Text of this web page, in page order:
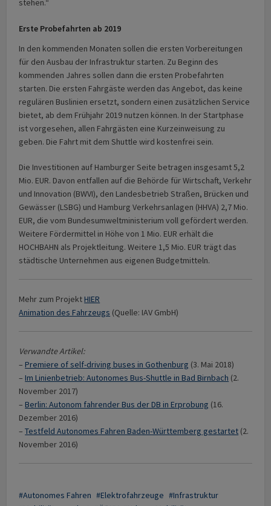
stehen.“
Erste Probefahrten ab 2019
In den kommenden Monaten sollen die ersten Vorbereitungen
für den Ausbau der Infrastruktur starten. Zu Beginn des
kommenden Jahres sollen dann die ersten Probefahrten
starten. Die ersten Fahrgäste werden das Angebot, das keine
regulären Buslinien ersetzt, sondern einen zusätzlichen Service
bietet, ab dem Frühjahr 2019 nutzen können. In der Startphase
ist vorgesehen, allen Fahrgästen eine Kurzeinweisung zu
geben. Die Fahrt mit dem Shuttle wird kostenfrei sein.
Die Investitionen auf Hamburger Seite betragen insgesamt 5,2
Mio. EUR. Davon entfallen auf die Behörde für Wirtschaft, Verkehr
und Innovation (BWVI), den Landesbetrieb Straßen, Brücken und
Gewässer (LSBG) und Hamburg Verkehrsanlagen (HHVA) 2,7 Mio.
EUR, die vom Bundesumweltministerium voll gefördert werden.
Weitere Fördermittel in Höhe von 1 Mio. EUR erhält die
HOCHBAHN als Projektleitung. Weitere 1,5 Mio. EUR trägt das
städtische Unternehmen aus eigenen Budgetmitteln.
Mehr zum ProjektHIER
Animation des Fahrzeugs (Quelle: IAV GmbH)
Verwandte Artikel:
–Premiere of self-driving buses in Gothenburg (3. Mai 2018)
–Im Linienbetrieb: Autonomes Bus-Shuttle in Bad Birnbach (2.
November 2017)
–Berlin: Autonom fahrender Bus der DB in Erprobung (16.
Dezember 2016)
–Testfeld Autonomes Fahren Baden-Württemberg gestartet (2.
November 2016)
Autonomes Fahren Elektrofahrzeuge
Infrastruktur